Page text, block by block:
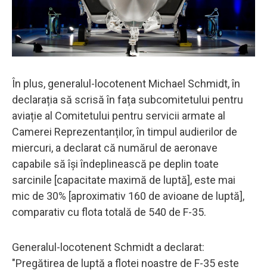
În plus, generalul-locotenent Michael Schmidt, în
declarația să scrisă în fața subcomitetului pentru
aviație al Comitetului pentru servicii armate al
Camerei Reprezentanților, în timpul audierilor de
miercuri, a declarat că numărul de aeronave
capabile să își îndeplinească pe deplin toate
sarcinile [capacitate maximă de luptă], este mai
mic de 30% [aproximativ 160 de avioane de luptă],
comparativ cu flota totală de 540 de F-35.
Generalul-locotenent Schmidt a declarat:
"Pregătirea de luptă a flotei noastre de F-35 este